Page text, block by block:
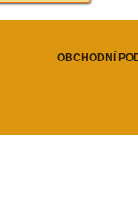
OBCHODNÍ